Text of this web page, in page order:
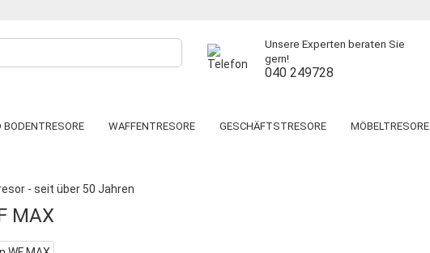
Unsere Experten beraten Sie
gern!
040 249728
BERN
PARIS
TOPAS PRO
WAFFENTRESORE
CORVINO WF Grad N/0
GESCHÄFTSTRESORE MÖBELTRESORE
MAX